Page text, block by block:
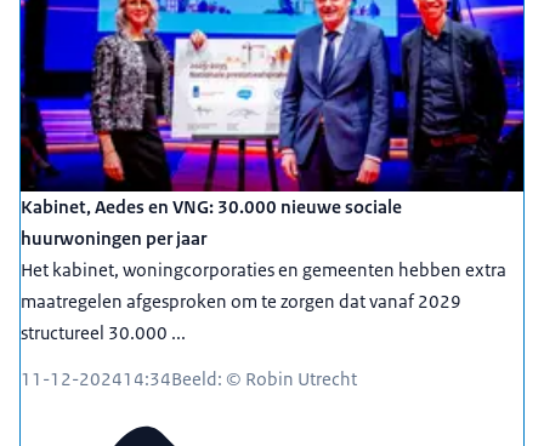
Kabinet, Aedes en VNG: 30.000 nieuwe sociale
huurwoningen per jaar
Het kabinet, woningcorporaties en gemeenten hebben extra
maatregelen afgesproken om te zorgen dat vanaf 2029
structureel 30.000 ...
11-12-202414:34Beeld: © Robin Utrecht